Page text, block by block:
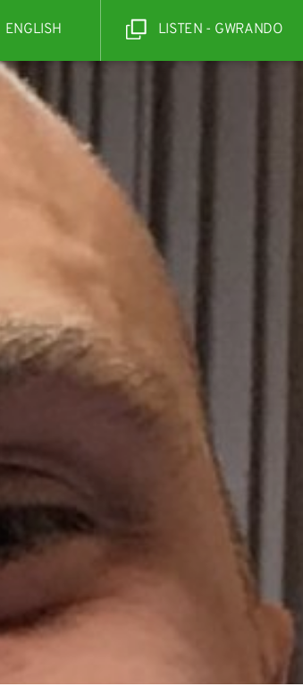
ENGLISH LISTEN - GWRANDO